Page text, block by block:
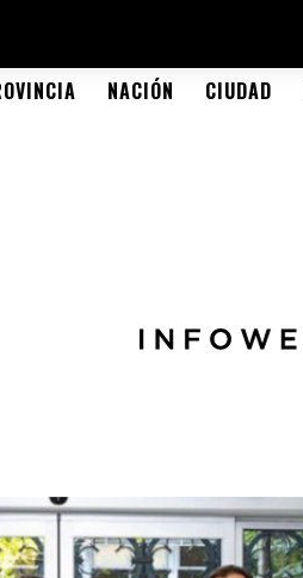
NACIÓN CIUDAD